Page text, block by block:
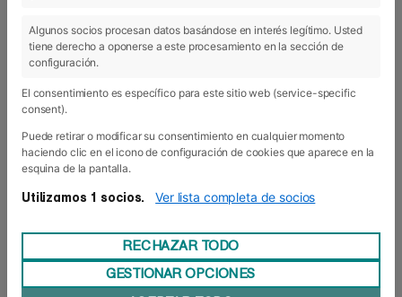
Algunos socios procesan datos basándose en interés legítimo. Usted
tiene derecho a oponerse a este procesamiento en la sección de
configuración.
El consentimiento es específico para este sitio web (service-specific
consent).
Puede retirar o modificar su consentimiento en cualquier momento
haciendo clic en el icono de configuración de cookies que aparece en la
esquina de la pantalla.
Utilizamos 1 socios. Ver lista completa de socios
RECHAZAR TODO
GESTIONAR OPCIONES